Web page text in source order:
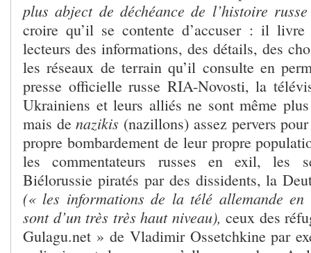
plus abject de déchéance de l’histoire
croire qu’il se contente d’accuser : il livre
lecteurs des informations, des détails, des
les réseaux de terrain qu’il consulte en
presse officielle russe RIA-Novosti, la
Ukrainiens et leurs alliés ne sont même
mais denazikis (nazillons) assez pervers
propre bombardement de leur propre
les commentateurs russes en exil, les
Biélorussie piratés par des dissidents, la
(« les informations de la télé allemande
sont d’un très très haut niveau), ceux des
Gulagu.net » de Vladimir Ossetchkine par